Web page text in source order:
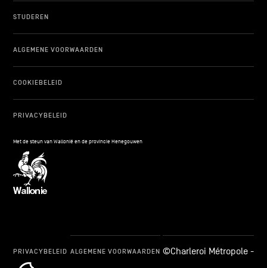
STUDEREN
ALGEMENE VOORWAARDEN
COOKIEBELEID
PRIVACYBELEID
Met de steun van Wallonië en de provincie Henegouwen
cookie_notice_link
PRIVACYBELEID ALGEMENE VOORWAARDEN ©Charleroi Métropole -